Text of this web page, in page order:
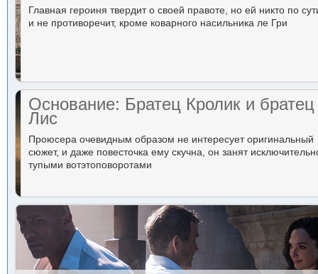
Главная героиня твердит о своей правоте, но ей никто по
и не противоречит, кроме коварного насильника ле Гри
Основание: Братец Кролик и братец
Лис
Проюсера очевидным образом не интересует оригинальный
сюжет, и даже повесточка ему скучна, он занят
тупыми вотэтоповоротами